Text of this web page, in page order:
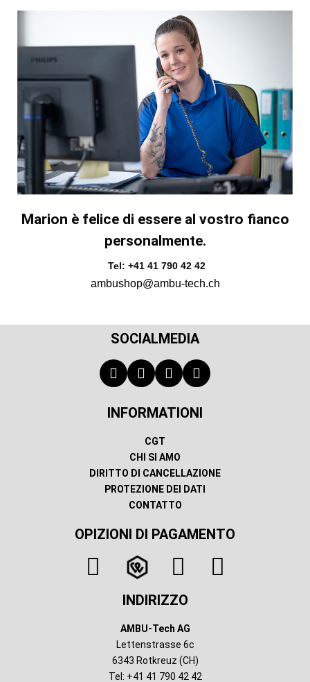
Marion è felice di essere al vostro fianco
personalmente.
Tel: +41 41 790 42 42
ambushop@ambu-tech.ch
SOCIALMEDIA
INFORMATIONI
CGT
CHI SI AMO
DIRITTO DI CANCELLAZIONE
PROTEZIONE DEI DATI
CONTATTO
OPIZIONI DI PAGAMENTO
INDIRIZZO
AMBU-Tech AG
Lettenstrasse 6c
6343 Rotkreuz (CH)
Tel: +41 41 790 42 42